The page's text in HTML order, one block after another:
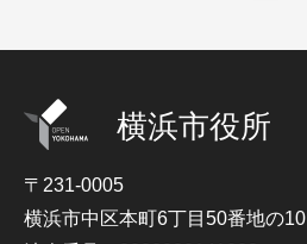
横浜市役所
〒231-0005
横浜市中区本町6丁目50番地の10